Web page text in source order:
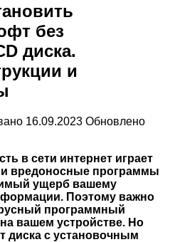
без
диска.
и
16.09.2023 Обновлено
в сети интернет играет
вредоносные программы
ущерб вашему
Поэтому важно
программный
вашем устройстве. Но
диска с установочным